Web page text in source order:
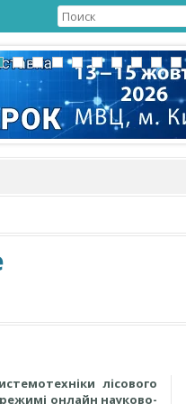
лісового
онлайн науково-